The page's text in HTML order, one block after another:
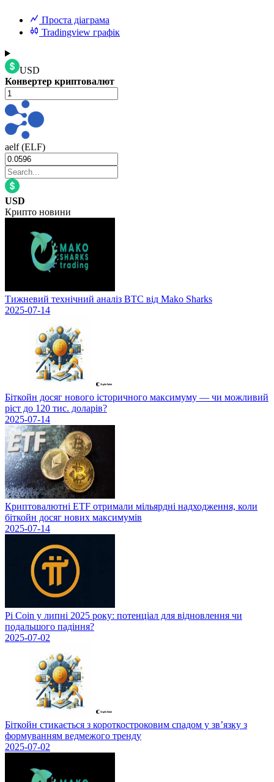
Проста діаграма
Tradingview графік
USD
Конвертер криптовалют
aelf (ELF)
USD
Крипто новини
Тижневий технічний аналіз BTC від Mako Sharks
2025-07-14
Біткойн досяг нового історичного максимуму — чи можливий
ріст до 120 тис. доларів?
2025-07-14
Криптовалютні ETF отримали мільярдні надходження, коли
біткойн досяг нових максимумів
2025-07-14
Pi Coin у липні 2025 року: потенціал для відновлення чи
подальшого падіння?
2025-07-02
Біткойн стикається з короткостроковим спадом у зв’язку з
формуванням ведмежого тренду
2025-07-02